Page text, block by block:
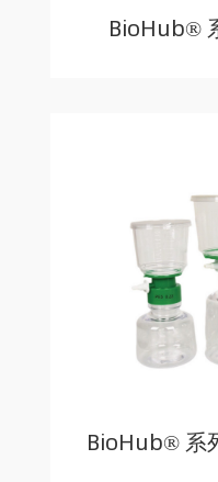
BioHub®
BioHub® 系